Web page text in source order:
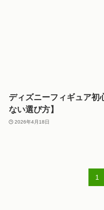
ディズニーフィギュア初
ない選び方】
2026年4月18日
1